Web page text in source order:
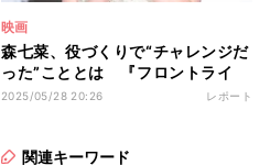
映画
森七菜、役づくりで“チャレンジだ
った”こととは 『フロントライ
ン』ジャパンプレミア
2025/05/28 20:26 レポート
関連キーワード